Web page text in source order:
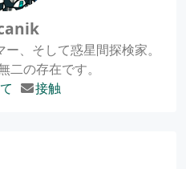
、そして惑星間探検家。
二の存在です。
接触